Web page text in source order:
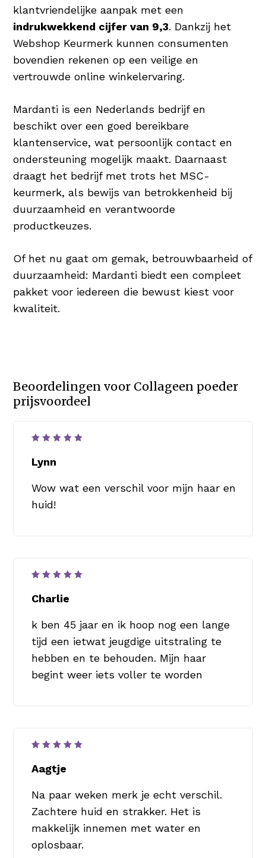
klantvriendelijke aanpak met een
indrukwekkend cijfer van 9,3. Dankzij het
Webshop Keurmerk kunnen consumenten
bovendien rekenen op een veilige en
vertrouwde online winkelervaring.
Mardanti is een Nederlands bedrijf en
beschikt over een goed bereikbare
klantenservice, wat persoonlijk contact en
ondersteuning mogelijk maakt. Daarnaast
draagt het bedrijf met trots het MSC-
keurmerk, als bewijs van betrokkenheid bij
duurzaamheid en verantwoorde
productkeuzes.
Of het nu gaat om gemak, betrouwbaarheid of
duurzaamheid: Mardanti biedt een compleet
pakket voor iedereen die bewust kiest voor
kwaliteit.
Beoordelingen voor Collageen poeder
prijsvoordeel
5Lynn
Wow wat een verschil voor mijn haar en
huid!
5uit 5
Charlie
k ben 45 jaar en ik hoop nog een lange
tijd een ietwat jeugdige uitstraling te
hebben en te behouden. Mijn haar
begint weer iets voller te worden
5 uit 5
Aagtje
Na paar weken merk je echt verschil.
Zachtere huid en strakker. Het is
makkelijk innemen met water en
oplosbaar.